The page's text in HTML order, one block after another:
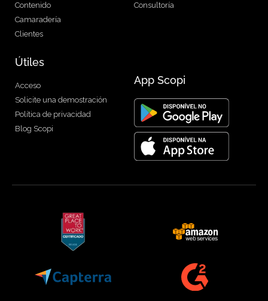
Contenido
Camaradería
Clientes
Consultoría
Útiles
Acceso
Solicite una demostración
Política de privacidad
Blog Scopi
App Scopi